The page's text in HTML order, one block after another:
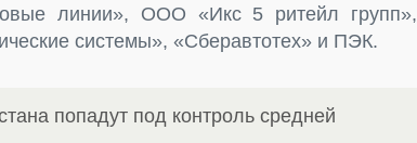
линии», ООО «Икс 5 ритейл групп»,
системы», «Сберавтотех» и ПЭК.
попадут под контроль средней